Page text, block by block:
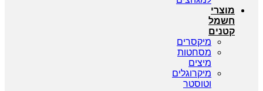
מוצרי
חשמל
קטנים
מיקסרים
מסחטות
מיצים
מיקרוגלים
וטוסטר